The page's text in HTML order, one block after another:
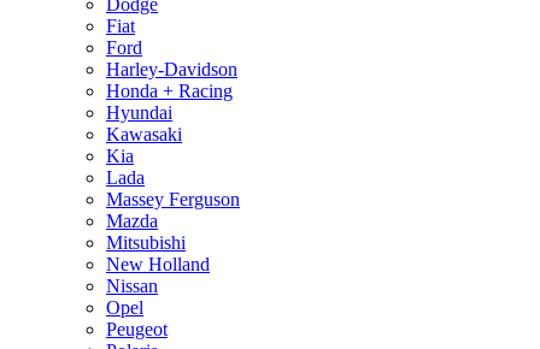
Dodge
Fiat
Ford
Harley-Davidson
Honda + Racing
Hyundai
Kawasaki
Kia
Lada
Massey Ferguson
Mazda
Mitsubishi
New Holland
Nissan
Opel
Peugeot